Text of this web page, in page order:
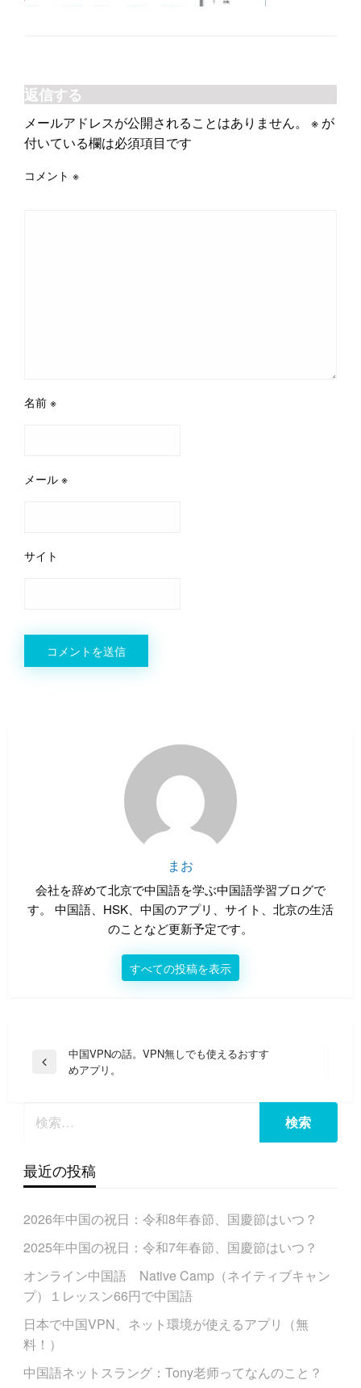
返信する
メールアドレスが公開されることはありません。 ※ が
付いている欄は必須項目です
コメント ※
名前 ※
メール ※
サイト
まお
会社を辞めて北京で中国語を学ぶ中国語学習ブログで
す。 中国語、HSK、中国のアプリ、サイト、北京の生活
のことなど更新予定です。
すべての投稿を表示
投
ビ
ー
シ
ョ
稿
中国VPNの話。VPN無しでも使えるおすす
めアプリ。
最近の投稿
2026年中国の祝日：令和8年春節、国慶節はいつ？
2025年中国の祝日：令和7年春節、国慶節はいつ？
オンライン中国語 Native Camp（ネイティブキャン
プ）１レッスン66円で中国語
日本で中国VPN、ネット環境が使えるアプリ（無
料！）
中国語ネットスラング：Tony老师ってなんのこと？